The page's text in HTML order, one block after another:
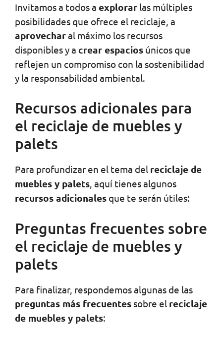
Invitamos a todos a explorar las múltiples
posibilidades que ofrece el reciclaje, a
aprovecharal máximo los recursos
disponibles y a crear espacios únicos que
reflejen un compromiso con la sostenibilidad
y la responsabilidad ambiental.
Recursos adicionales para
el reciclaje de muebles y
palets
Para profundizar en el tema del reciclaje de
muebles y palets, aquí tienes algunos
recursos adicionales que te serán útiles:
Preguntas frecuentes sobre
el reciclaje de muebles y
palets
Para finalizar, respondemos algunas de las
preguntas más frecuentes sobre el reciclaje
de muebles y palets: